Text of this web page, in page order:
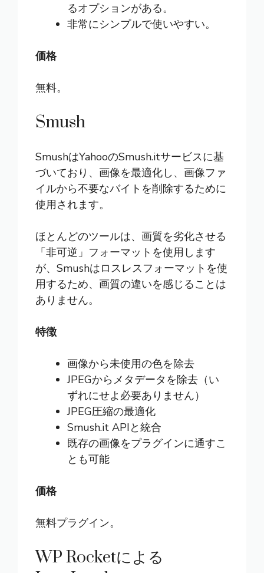
るオプションがある。
非常にシンプルで使いやすい。
価格
無料。
Smush
SmushはYahooのSmush.itサービスに基
づいており、画像を最適化し、画像ファ
イルから不要なバイトを削除するために
使用されます。
ほとんどのツールは、画質を劣化させる
「非可逆」フォーマットを使用します
が、Smushはロスレスフォーマットを使
用するため、画質の違いを感じることは
ありません。
特徴
画像から未使用の色を除去
JPEGからメタデータを除去（い
ずれにせよ必要ありません）
JPEG圧縮の最適化
Smush.it APIと統合
既存の画像をプラグインに通すこ
とも可能
価格
無料プラグイン。
WP Rocketによる